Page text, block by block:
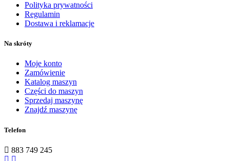
Polityka prywatności
Regulamin
Dostawa i reklamacje
Na skróty
Moje konto
Zamówienie
Katalog maszyn
Części do maszyn
Sprzedaj maszynę
Znajdź maszynę
Telefon
883 749 245